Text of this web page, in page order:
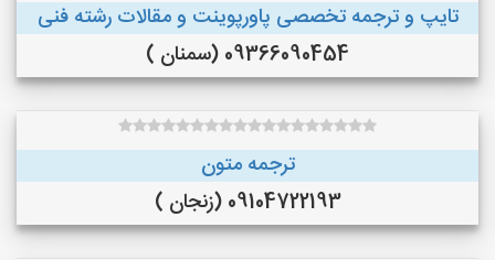
تایپ و ترجمه تخصصی پاورپوینت و مقالات رشته فنی
09366090454 (سمنان )
ترجمه متون
09104722193 (زنجان )